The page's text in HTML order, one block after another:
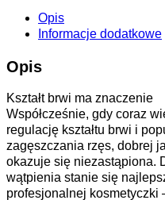
Opis
Informacje dodatkowe
Opis
Kształt brwi ma znaczenie
Współcześnie, gdy coraz
regulację kształtu brwi i
zagęszczania rzęs, dobrej
okazuje się niezastąpiona.
wątpienia stanie się
profesjonalnej kosmetyczki